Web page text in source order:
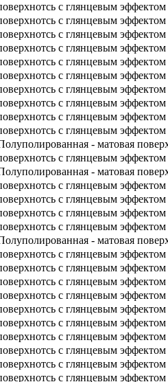
с глянцевым эффектом
с глянцевым эффектом
с глянцевым эффектом
с глянцевым эффектом
с глянцевым эффектом
с глянцевым эффектом
с глянцевым эффектом
с глянцевым эффектом
с глянцевым эффектом
с глянцевым эффектом
- матовая
с глянцевым эффектом
- матовая
с глянцевым эффектом
с глянцевым эффектом
с глянцевым эффектом
с глянцевым эффектом
- матовая
с глянцевым эффектом
с глянцевым эффектом
с глянцевым эффектом
с глянцевым эффектом
с глянцевым эффектом
с глянцевым эффектом
с глянцевым эффектом
с глянцевым эффектом
с глянцевым эффектом
с глянцевым эффектом